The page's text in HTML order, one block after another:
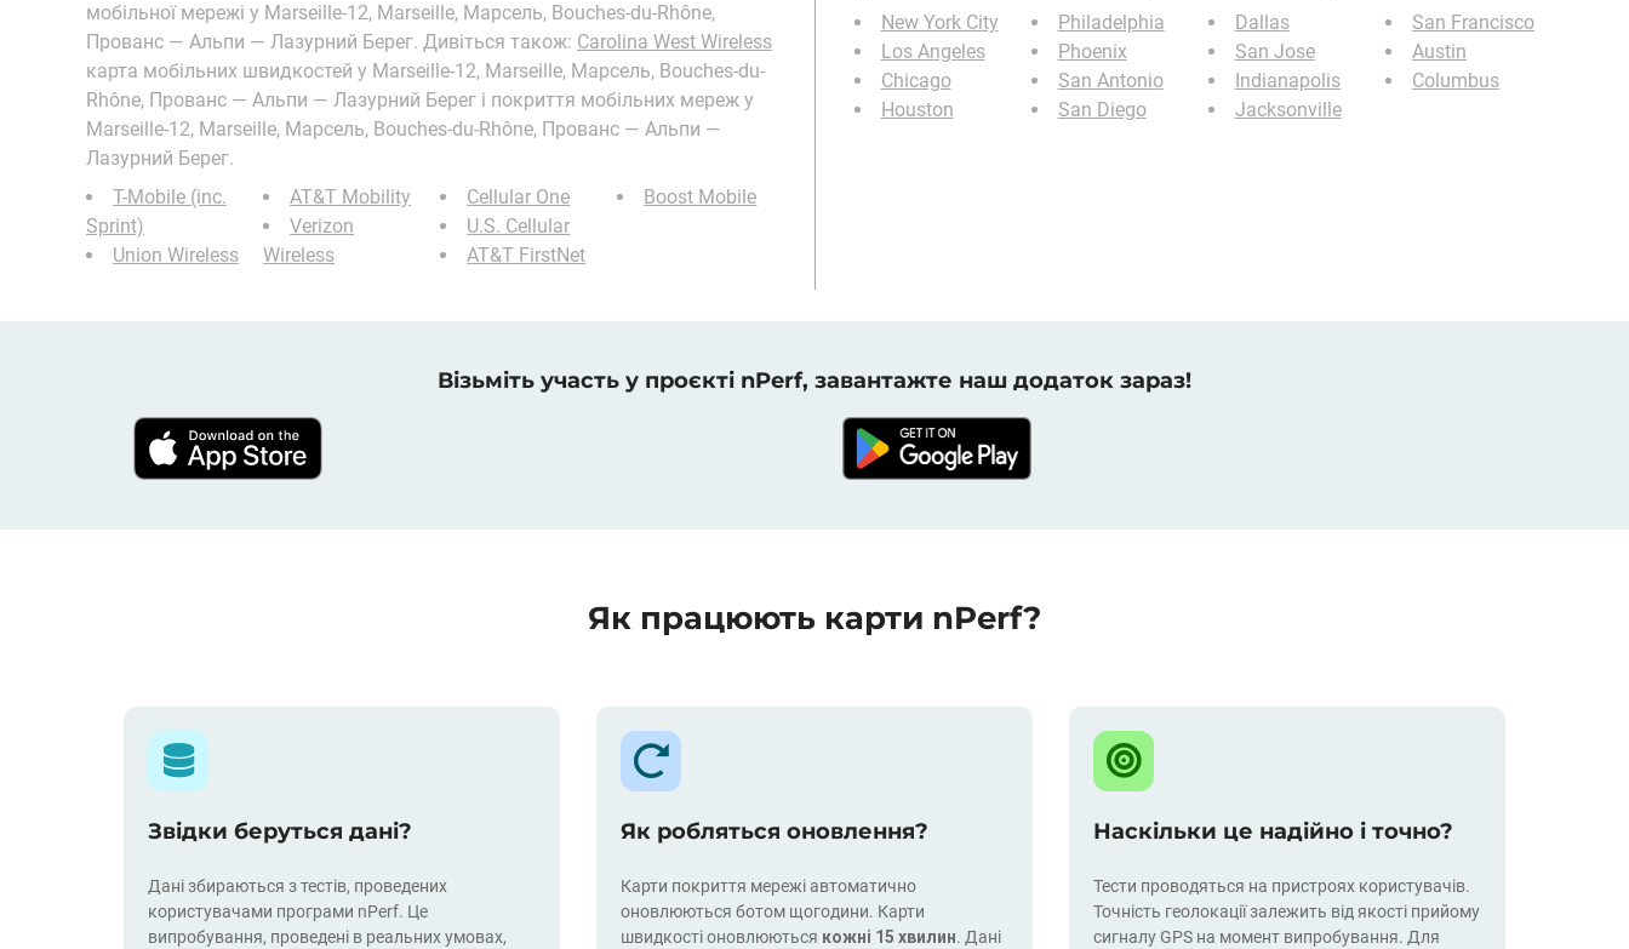
мобільної мережі у Marseille-12, Marseille, Марсель, Bouches-du-Rhône,
Прованс — Альпи — Лазурний Берег. Дивіться також: Carolina West Wireless
карта мобільних швидкостей у Marseille-12, Marseille, Марсель, Bouches-du-
Rhône, Прованс — Альпи — Лазурний Берег і покриття мобільних мереж у
Marseille-12, Marseille, Марсель, Bouches-du-Rhône, Прованс — Альпи —
Лазурний Берег.
T-Mobile (inc.
Sprint)
Union Wireless
AT&T Mobility
Verizon
Wireless
Cellular One
U.S. Cellular
AT&T FirstNet
Boost Mobile
New York City
Los Angeles
Chicago
Houston
Philadelphia
Phoenix
San Antonio
San Diego
Dallas
San Jose
Indianapolis
Jacksonville
San Francisco
Austin
Columbus
Візьміть участь у проєкті nPerf, завантажте наш додаток зараз!
Як працюють карти nPerf?
Звідки беруться дані?
Дані збираються з тестів, проведених
користувачами програми nPerf. Це
випробування, проведені в реальних умовах,
Як робляться оновлення?
Карти покриття мережі автоматично
оновлюються ботом щогодини. Карти
швидкості оновлюються кожні 15 хвилин. Дані
Наскільки це надійно і точно?
Тести проводяться на пристроях користувачів.
Точність геолокації залежить від якості прийому
сигналу GPS на момент випробування. Для